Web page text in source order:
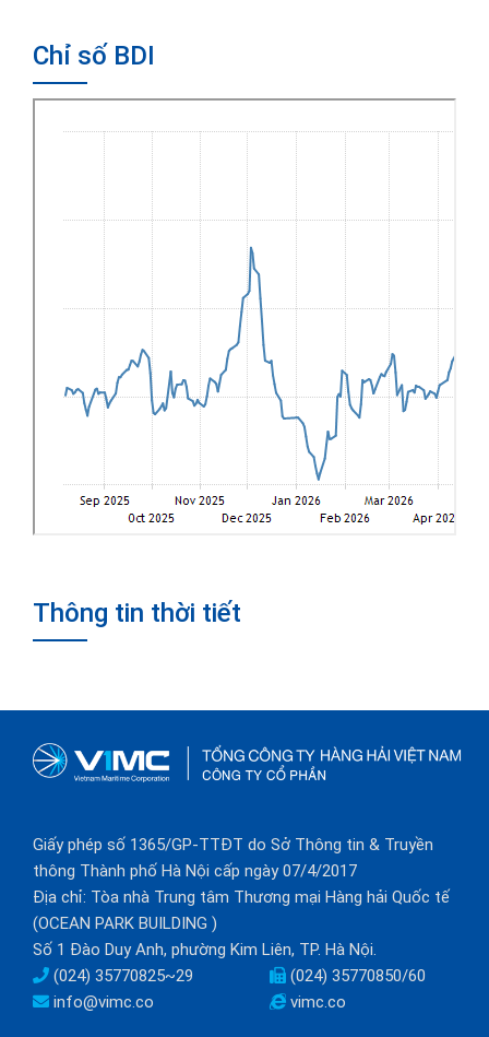
Chỉ số BDI
Thông tin thời tiết
Giấy phép số 1365/GP-TTĐT do Sở Thông tin & Truyền
thông Thành phố Hà Nội cấp ngày 07/4/2017
Địa chỉ: Tòa nhà Trung tâm Thương mại Hàng hải Quốc tế
(OCEAN PARK BUILDING )
Số 1 Đào Duy Anh, phường Kim Liên, TP. Hà Nội.
(024) 35770825~29
(024) 35770850/60
info@vimc.co
vimc.co